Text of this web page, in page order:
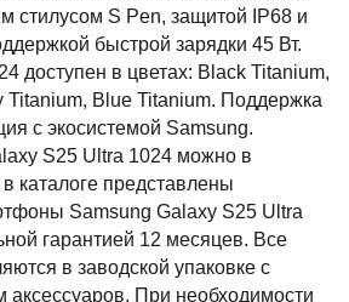
стилусом S Pen, защитой IP68 и
быстрой зарядки 45 Вт.
доступен в цветах: Black Titanium,
Titanium, Blue Titanium. Поддержка
с экосистемой Samsung.
S25 Ultra 1024 можно в
каталоге представлены
Samsung Galaxy S25 Ultra
гарантией 12 месяцев. Все
в заводской упаковке с
аксессуаров. При необходимости